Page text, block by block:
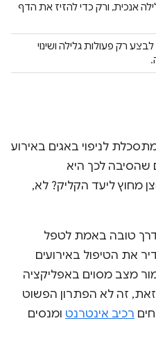
אנכית, ורק כדי להזיז את הדף
רק פעולות גלילה ושינוי
לניפוי באגים באירוע
לכך היא
ליעד הקליק? לא,
טובה באמת לטפל
את הטיפול באירועים
מצב מסוים באפליקציה
זה לא הפתרון הפשוט
רכיב אינטרנט ומנסים